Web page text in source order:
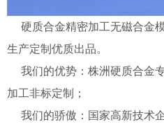
硬质合金精密加工无磁合金
生产定制优质出品。
我们的优势：株洲硬质合金
加工非标定制；
我们的骄傲：国家高新技术